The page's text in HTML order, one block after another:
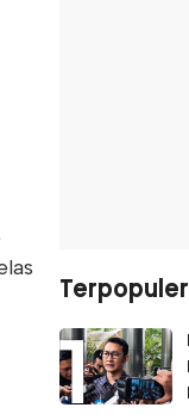
Terpopuler